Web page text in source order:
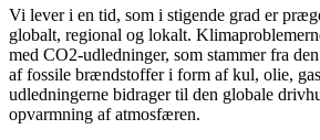
Vi lever i en tid, som i stigende grad er
globalt, regional og lokalt.
med CO2-udledninger, som stammer fra
af fossile brændstoffer i form af kul, olie,
udledningerne bidrager til den globale
opvarmning af atmosfæren.